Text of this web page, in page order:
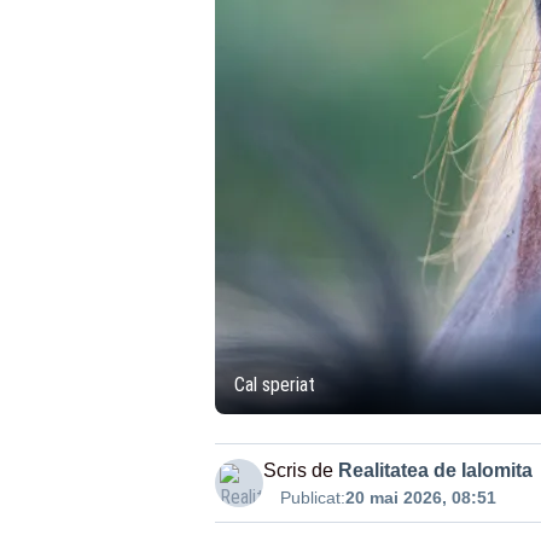
Cal speriat
Scris de Realitatea de Ialomita
Publicat:20 mai 2026, 08:51